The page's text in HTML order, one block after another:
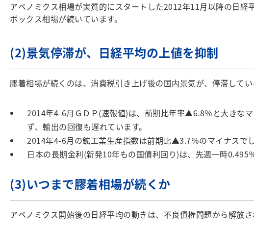
アベノミクス相場が実質的にスタートした2012年11月以降の日
ボックス相場が続いています。
(2)景気停滞が、日経平均の上値を抑制
膠着相場が続くのは、消費税引き上げ後の国内景気が、停滞して
2014年4-6月ＧＤＰ(速報値)は、前期比年率▲6.8％と大きな
ず、輸出の回復も遅れています。
2014年4-6月の鉱工業生産指数は前期比▲3.7％のマイナスでし
日本の長期金利(新発10年もの国債利回り)は、先週一時0.495
(3)いつまで膠着相場が続くか
アベノミクス開始後の日経平均の動きは、不良債権問題から解放